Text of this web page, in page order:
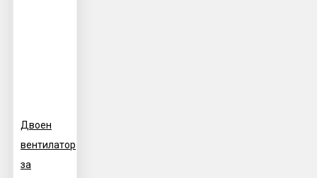
Двоен
вентилатор
за